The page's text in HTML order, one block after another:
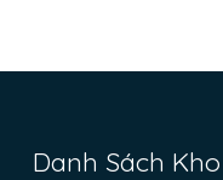
Danh Sách